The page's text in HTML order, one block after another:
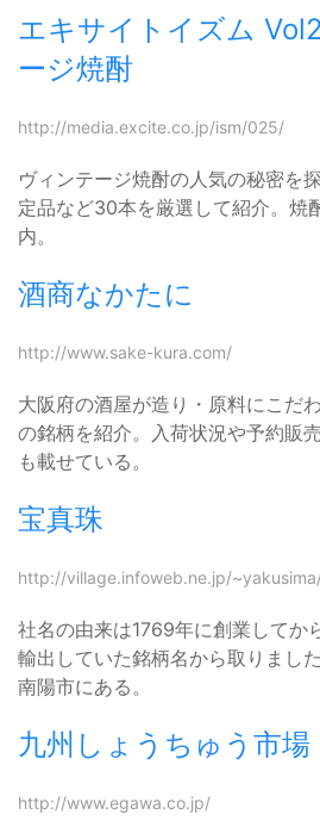
エキサイトイズム
ージ焼酎
http://media.excite.co.jp/ism/025/
ヴィンテージ焼酎の人気の秘密を
定品など30本を厳選して紹介。焼
内。
酒商なかたに
http://www.sake-kura.com/
大阪府の酒屋が造り・原料にこだ
の銘柄を紹介。入荷状況や予約販
も載せている。
宝真珠
http://village.infoweb.ne.jp/
社名の由来は1769年に創業してか
輸出していた銘柄名から取りまし
南陽市にある。
九州しょうちゅう市場
http://www.egawa.co.jp/